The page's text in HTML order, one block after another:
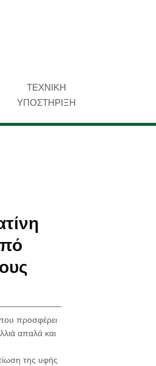
ΤΕΧΝΙΚΗ
ΥΠΟΣΤΗΡΙΞΗ
προσφέρει
απαλά και
της υφής